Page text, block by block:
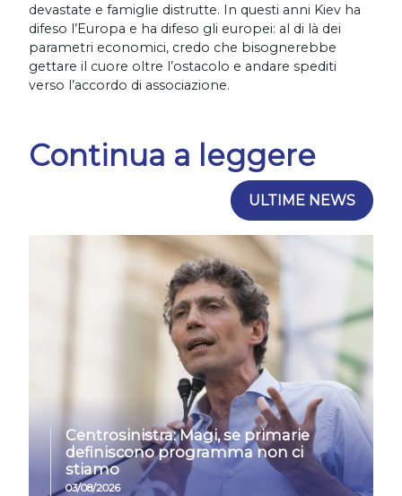
devastate e famiglie distrutte. In questi anni Kiev ha
difeso l’Europa e ha difeso gli europei: al di là dei
parametri economici, credo che bisognerebbe
gettare il cuore oltre l’ostacolo e andare spediti
verso l’accordo di associazione.
Continua a leggere
ULTIME NEWS
Centrosinistra: Magi, se primarie
definiscono programma non ci
stiamo
03/08/2026